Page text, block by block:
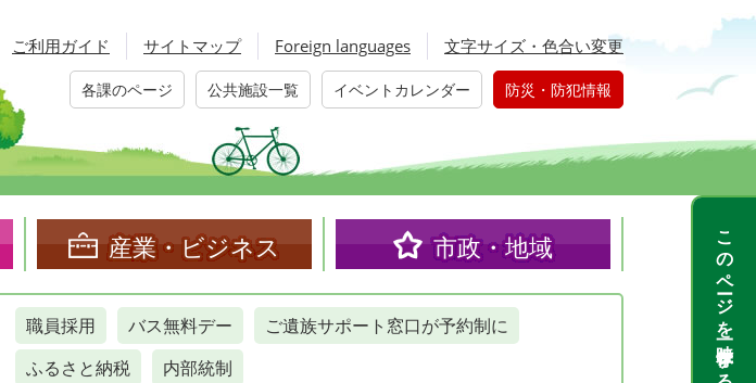
ご利用ガイド サイトマップ Foreign languages 文字サイズ・色合い変更
各課のページ 公共施設一覧 イベントカレンダー 防災・防犯情報
産業・ビジネス 市政・地域
職員採用 バス無料デー
ご遺族サポート窓口が予約制に
ふるさと納税
内部統制 このページを一時保存する